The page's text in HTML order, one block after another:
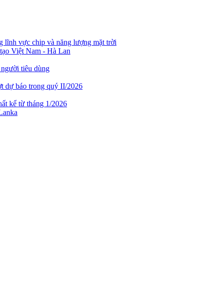
lĩnh vực chip và năng lượng mặt trời
Việt Nam - Hà Lan
tiêu dùng
dự báo trong quý II/2026
kể từ tháng 1/2026